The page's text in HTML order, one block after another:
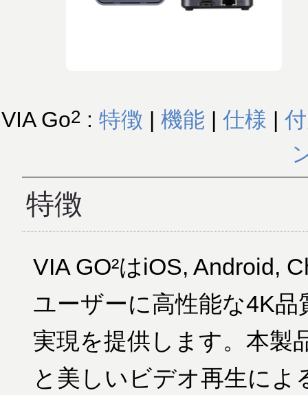
VIA Go2: 特徴 | 機能 | 仕様 |
特徴
VIA GO²はiOS, Android,
ユーザーに高性能な4K
実現を提供します。本製
と美しいビデオ再生に